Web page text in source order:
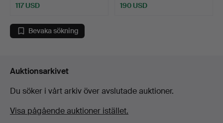
117 USD 190 USD
Bevaka sökning
Auktionsarkivet
Du söker i vårt arkiv över avslutade auktioner.
Visa pågående auktioner istället.